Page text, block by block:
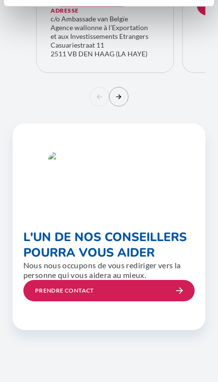
ADRESSE
c/o Ambassade van Belgïe
Agence wallonne à l’Exportation
et aux Investissements Etrangers
Casuariestraat 11
2511 VB DEN HAAG (LA HAYE)
L'UN DE NOS CONSEILLERS
POURRA VOUS AIDER
Nous nous occupons de vous rediriger vers la
personne qui vous aidera au mieux.
PRENDRE CONTACT